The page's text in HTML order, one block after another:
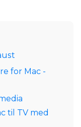
for Mac -
til TV med